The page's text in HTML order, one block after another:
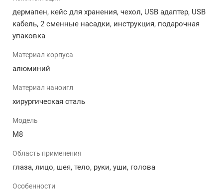
Основные преимущества беспроводного
дермапена М8:
Полностью безопасная и комфортная процедура.
Удобная форма прибора, что позволяет
Дермапен позволяет достичь высокой
по уходу за кожей.
Глубина проникновения игл четко 0.25 до 2.5 мм,
Иглы проникают в кожу строго перпендикулярно
на указанную глубину, поэтому царапины и
дермапен, кейс для хранения, чехол, USB адаптер, USB
кабель, 2 сменные насадки, инструкция, подарочная
упаковка
Материал корпуса
алюминий
Материал наноигл
хирургическая сталь
Модель
M8
Область применения
глаза, лицо, шея, тело, руки, уши, голова
Особенности